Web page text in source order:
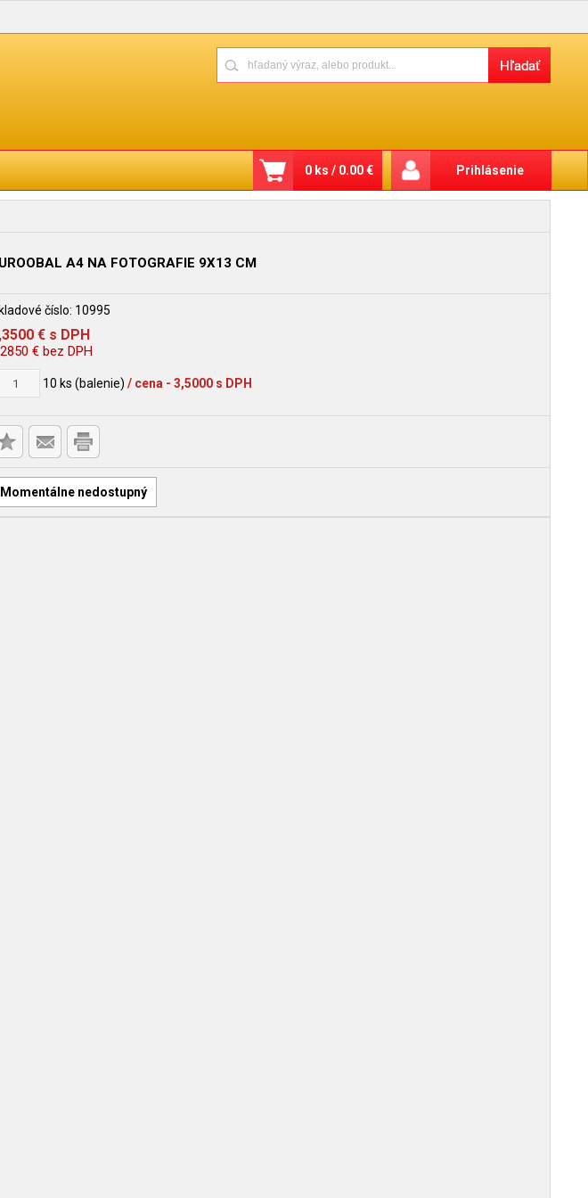
Prihlásenie
0 ks / 0.00 €
A4 NA FOTOGRAFIE 9X13 CM
číslo: 10995
€ s DPH
€ bez DPH
10 ks (balenie) / cena - 3,5000 s DPH
Momentálne nedostupný